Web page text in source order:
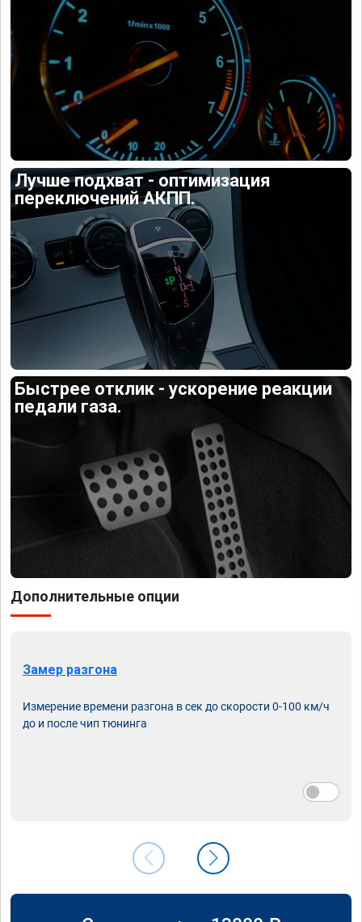
Лучше подхват - оптимизация
переключений АКПП.
Быстрее отклик - ускорение реакции
педали газа.
Дополнительные опции
Замер разгона
Измерение времени разгона в сек до скорости 0-100 км/ч
до и после чип тюнинга